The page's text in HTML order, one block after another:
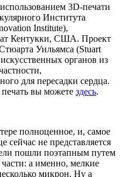
3D-печати
Института
Institute),
Кентукки, США. Проект
Уильямса (Stuart
органов из
для пересадки сердца.
вы можете здесь.
полноценное, и, самое
не представляется
пошли поэтапным путем
части: а именно, мелкие
микрон. Ну а